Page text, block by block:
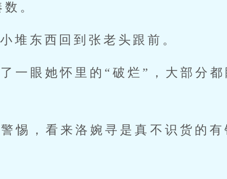
。
堆东西回到张老头跟前。
一眼她怀里的“破烂”，大部分
惕，看来洛婉寻是真不识货的